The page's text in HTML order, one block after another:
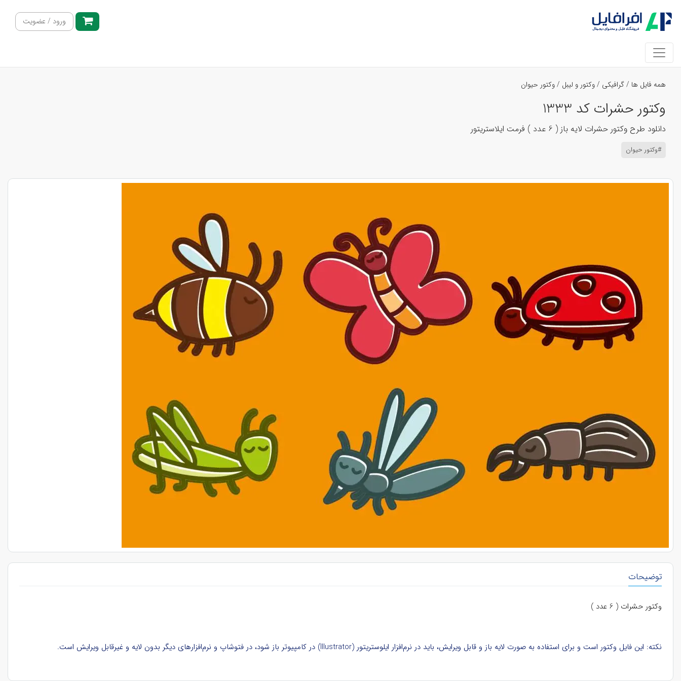
ورود / عضویت
همه فایل ها /گرافیکی /وکتور و لیبل /وکتور حیوان
وکتور حشرات کد 1333
دانلود طرح وکتور حشرات لایه باز ( 6 عدد ) فرمت ایلاستریتور
#وکتور حیوان
توضیحات
وکتور حشرات ( 6 عدد )
نکته: این فایل وکتور است و برای استفاده به صورت لایه باز و قابل ویرایش، باید در نرم‌افزار ایلوستریتور (Illustrator) در کامپیوتر باز شود، در فتوشاپ و نرم‌افزارهای دیگر بدون لایه و غیرقابل ویرایش است.